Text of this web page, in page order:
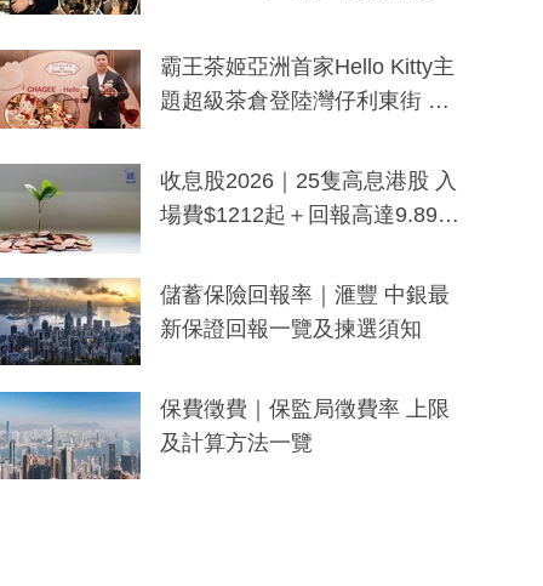
分鐘生成「貼地」宣傳短片
霸王茶姬亞洲首家Hello Kitty主
題超級茶倉登陸灣仔利東街 推
y及香港限定特調系列
收息股2026｜25隻高息港股 入
場費$1212起＋回報高達9.89
儲蓄保險回報率｜滙豐 中銀最
新保證回報一覽及揀選須知
保費徵費｜保監局徵費率 上限
及計算方法一覽